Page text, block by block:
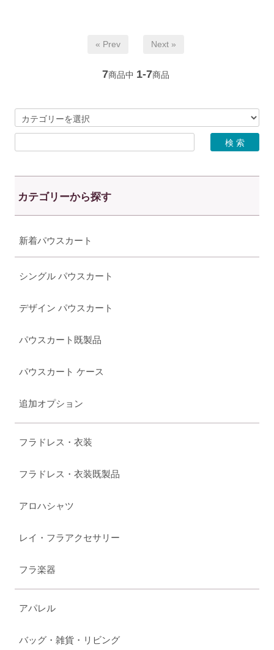
« Prev Next »
7商品中 1-7商品
カテゴリーから探す
新着パウスカート
シングル パウスカート
デザイン パウスカート
パウスカート既製品
パウスカート ケース
追加オプション
フラドレス・衣装
フラドレス・衣装既製品
アロハシャツ
レイ・フラアクセサリー
フラ楽器
アパレル
バッグ・雑貨・リビング